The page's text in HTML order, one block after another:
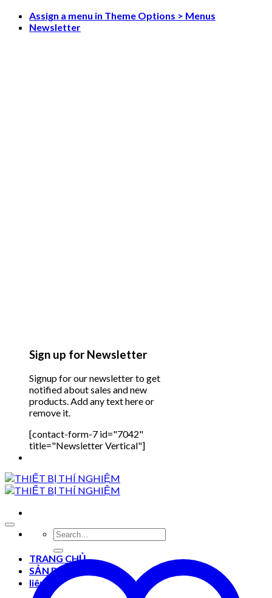
Skip
Assign a menu in Theme Options > Menus
Newsletter
Sign up for Newsletter
Signup for our newsletter to get
notified about sales and new
products. Add any text here or
remove it.
[contact-form-7 id="7042"
title="Newsletter Vertical"]
Search
for:
TRANG CHỦ
SẢN PHẨM
liên hệ